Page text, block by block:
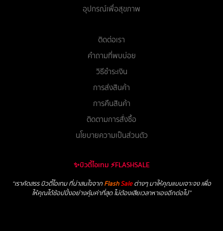
อุปกรณ์เพื่อสุขภาพ
ติดต่อเรา
คำถามที่พบบ่อย
วิธีชำระเงิน
การส่งสินค้า
การคืนสินค้า
ติดตามการสั่งซื้อ
นโยบายความเป็นส่วนตัว
✨บิวตี้ไอเทม ⚡FLASHSALE
“เราคัดสรร บิวตี้ไอเทม ที่น่าสนใจจาก FlashSaleต่างๆ มาให้คุณแบบเจาะจง เพื่อ
ให้คุณได้ช้อปปิ้งอย่างคุ้มค่าที่สุด ไม่ต้องเสียเวลาหาเองอีกต่อไป”